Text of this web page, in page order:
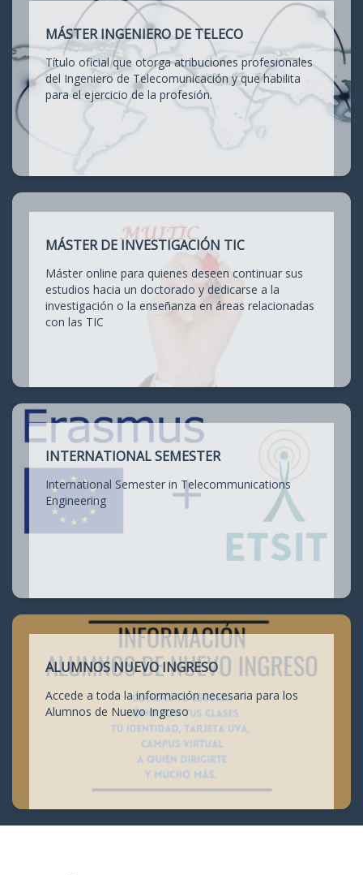
MÁSTER INGENIERO DE TELECO
Título oficial que otorga atribuciones profesionales
del Ingeniero de Telecomunicación y que habilita
para el ejercicio de la profesión.
MÁSTER DE INVESTIGACIÓN TIC
Máster online para quienes deseen continuar sus
estudios hacia un doctorado y dedicarse a la
investigación o la enseñanza en áreas relacionadas
con las TIC
INTERNATIONAL SEMESTER
International Semester in Telecommunications
Engineering
ALUMNOS NUEVO INGRESO
Accede a toda la información necesaria para los
Alumnos de Nuevo Ingreso